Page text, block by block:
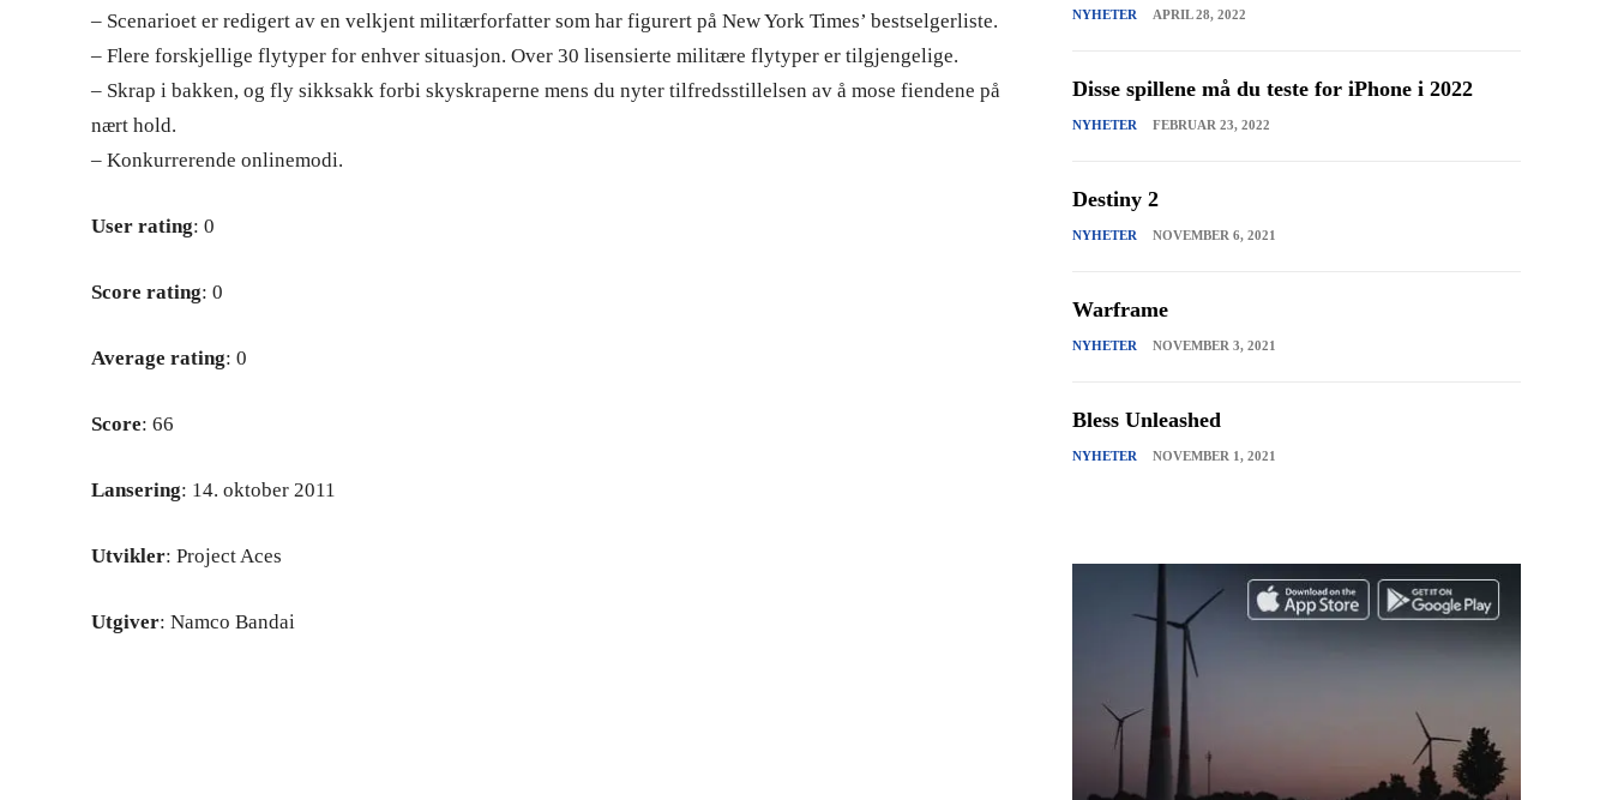
– Scenarioet er redigert av en velkjent militærforfatter som har figurert på New York Times’ bestselgerliste.
– Flere forskjellige flytyper for enhver situasjon. Over 30 lisensierte militære flytyper er tilgjengelige.
– Skrap i bakken, og fly sikksakk forbi skyskraperne mens du nyter tilfredsstillelsen av å mose fiendene på
nært hold.
– Konkurrerende onlinemodi.
User rating: 0
Score rating: 0
Average rating: 0
Score: 66
Lansering: 14. oktober 2011
Utvikler: Project Aces
Utgiver: Namco Bandai
NYHETER APRIL 28, 2022
Disse spillene må du teste for iPhone i 2022
NYHETER FEBRUAR 23, 2022
Destiny 2
NYHETER NOVEMBER 6, 2021
Warframe
NYHETER NOVEMBER 3, 2021
Bless Unleashed
NYHETER NOVEMBER 1, 2021